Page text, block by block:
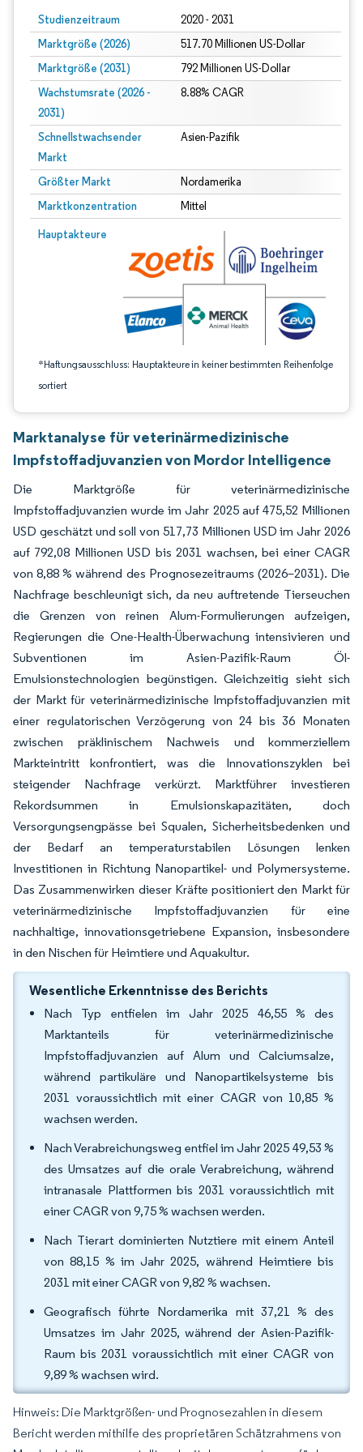
Studienzeitraum 2020 - 2031
Marktgröße (2026) 517.70 Millionen US-Dollar
Marktgröße (2031) 792 Millionen US-Dollar
Wachstumsrate (2026 -
2031)
8.88% CAGR
Schnellstwachsender
Markt
Asien-Pazifik
Größter Markt Nordamerika
Marktkonzentration Mittel
Hauptakteure
*Haftungsausschluss: Hauptakteure in keiner bestimmten Reihenfolge
sortiert
Bild © Mordor Intelligence. Wiederverwendung erfordert Namensnennung
Marktanalyse für veterinärmedizinische
Impfstoffadjuvanzien von Mordor Intelligence
Die Marktgröße für veterinärmedizinische
Impfstoffadjuvanzien wurde im Jahr 2025 auf 475,52 Millionen
USD geschätzt und soll von 517,73 Millionen USD im Jahr 2026
auf 792,08 Millionen USD bis 2031 wachsen, bei einer CAGR
von 8,88 % während des Prognosezeitraums (2026–2031). Die
Nachfrage beschleunigt sich, da neu auftretende Tierseuchen
die Grenzen von reinen Alum-Formulierungen aufzeigen,
Regierungen die One-Health-Überwachung intensivieren und
Subventionen im Asien-Pazifik-Raum Öl-
Emulsionstechnologien begünstigen. Gleichzeitig sieht sich
der Markt für veterinärmedizinische Impfstoffadjuvanzien mit
einer regulatorischen Verzögerung von 24 bis 36 Monaten
zwischen präklinischem Nachweis und kommerziellem
Markteintritt konfrontiert, was die Innovationszyklen bei
steigender Nachfrage verkürzt. Marktführer investieren
Rekordsummen in Emulsionskapazitäten, doch
Versorgungsengpässe bei Squalen, Sicherheitsbedenken und
der Bedarf an temperaturstabilen Lösungen lenken
Investitionen in Richtung Nanopartikel- und Polymersysteme.
Das Zusammenwirken dieser Kräfte positioniert den Markt für
veterinärmedizinische Impfstoffadjuvanzien für eine
nachhaltige, innovationsgetriebene Expansion, insbesondere
in den Nischen für Heimtiere und Aquakultur.
Wesentliche Erkenntnisse des Berichts
Nach Typ entfielen im Jahr 2025 46,55 % des
Marktanteils für veterinärmedizinische
Impfstoffadjuvanzien auf Alum und Calciumsalze,
während partikuläre und Nanopartikelsysteme bis
2031 voraussichtlich mit einer CAGR von 10,85 %
wachsen werden.
Nach Verabreichungsweg entfiel im Jahr 2025 49,53 %
des Umsatzes auf die orale Verabreichung, während
intranasale Plattformen bis 2031 voraussichtlich mit
einer CAGR von 9,75 % wachsen werden.
Nach Tierart dominierten Nutztiere mit einem Anteil
von 88,15 % im Jahr 2025, während Heimtiere bis
2031 mit einer CAGR von 9,82 % wachsen.
Geografisch führte Nordamerika mit 37,21 % des
Umsatzes im Jahr 2025, während der Asien-Pazifik-
Raum bis 2031 voraussichtlich mit einer CAGR von
9,89 % wachsen wird.
Hinweis: Die Marktgrößen- und Prognosezahlen in diesem
Bericht werden mithilfe des proprietären Schätzrahmens von